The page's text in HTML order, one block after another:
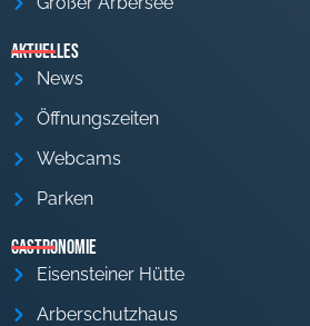
Aktuelles
News
Öffnungszeiten
Webcams
Parken
Gastronomie
Eisensteiner Hütte
Arberschutzhaus